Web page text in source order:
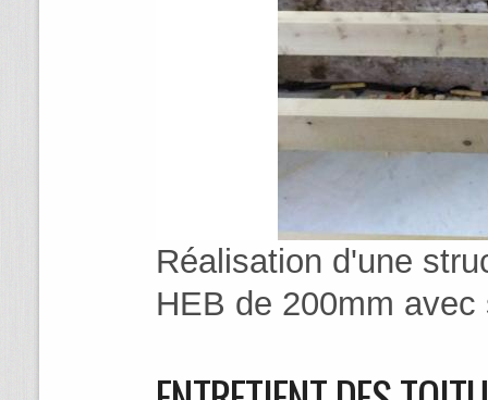
Réalisation d'une
HEB de 200mm